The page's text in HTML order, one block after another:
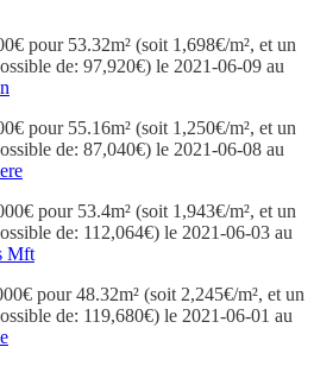
pour 53.32m² (soit 1,698€/m², et un
de: 97,920€) le 2021-06-09 au
pour 55.16m² (soit 1,250€/m², et un
de: 87,040€) le 2021-06-08 au
pour 53.4m² (soit 1,943€/m², et un
de: 112,064€) le 2021-06-03 au
Mft
pour 48.32m² (soit 2,245€/m², et un
de: 119,680€) le 2021-06-01 au